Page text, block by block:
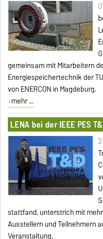
gemeinsam mit Mitarbeitern
Energiespeichertechnik der
von ENERCON in Magdeburg.
mehr ...
LENA bei der IEEE PES
stattfand, unterstrich mit
Ausstellern und Teilnehmern
Veranstaltung.